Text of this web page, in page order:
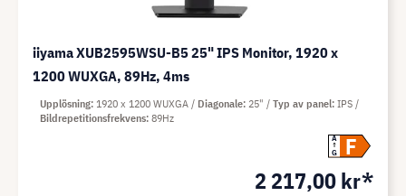
iiyama XUB2595WSU-B5 25" IPS Monitor, 1920 x
1200 WUXGA, 89Hz, 4ms
A
G
F
2 217,00 kr*
Upplösning 1920 x 1200 WUXGA Diagonale 25" Typ av panel IPS
Bildrepetitionsfrekvens 89Hz